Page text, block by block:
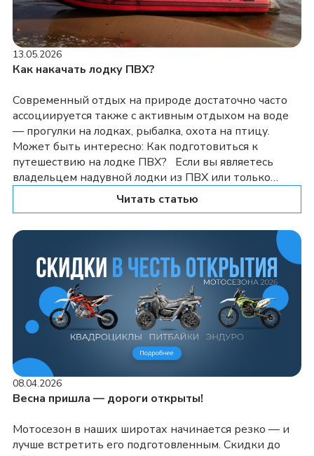
13.05.2026
Как накачать лодку ПВХ?
Современный отдых на природе достаточно часто
ассоциируется также с активным отдыхом на воде
— прогулки на лодках, рыбалка, охота на птицу.
Может быть интересно: Как подготовиться к
путешествию на лодке ПВХ? Если вы являетесь
владельцем надувной лодки из ПВХ или только
хотите приобрести ее, то вам необходимо знать, как
Читать статью
08.04.2026
Весна пришла — дороги открыты!
Мотосезон в наших широтах начинается резко — и
лучше встретить его подготовленным. Скидки до